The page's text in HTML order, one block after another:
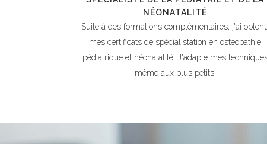
NÉONATALITÉ
Suite à des formations complémentaires, j'ai
mes certificats de spécialistation en ostéopathie
pédiatrique et néonatalité. J'adapte mes
même aux plus petits.